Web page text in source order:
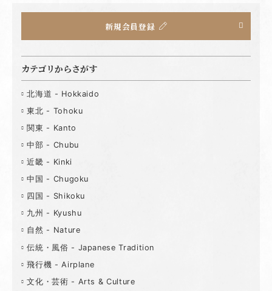
新規会員登録
カテゴリからさがす
北海道 - Hokkaido
東北 - Tohoku
関東 - Kanto
中部 - Chubu
近畿 - Kinki
中国 - Chugoku
四国 - Shikoku
九州 - Kyushu
自然 - Nature
伝統・風俗 - Japanese Tradition
飛行機 - Airplane
文化・芸術 - Arts & Culture